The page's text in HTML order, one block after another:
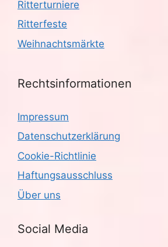
Ritterturniere
Ritterfeste
Weihnachtsmärkte
Rechtsinformationen
Impressum
Datenschutzerklärung
Cookie-Richtlinie
Haftungsausschluss
Über uns
Social Media